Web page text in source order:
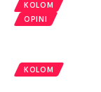
KOLOM
OPINI
KOLOM